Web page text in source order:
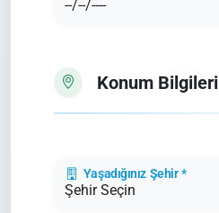
Konum Bilgileri
Yaşadığınız Şehir *